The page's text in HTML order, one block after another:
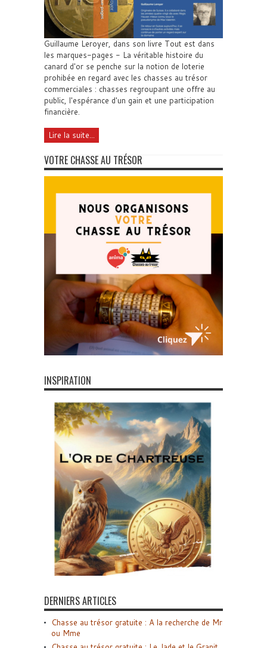
Guillaume Leroyer, dans son livre Tout est dans
les marques-pages - La véritable histoire du
canard d'or se penche sur la notion de loterie
prohibée en regard avec les chasses au trésor
commerciales : chasses regroupant une offre au
public, l'espérance d'un gain et une participation
financière.
Lire la suite...
VOTRE CHASSE AU TRÉSOR
INSPIRATION
DERNIERS ARTICLES
Chasse au trésor gratuite : A la recherche de Mr
ou Mme